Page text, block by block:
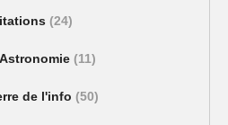
(24)
(11)
de l'info (50)